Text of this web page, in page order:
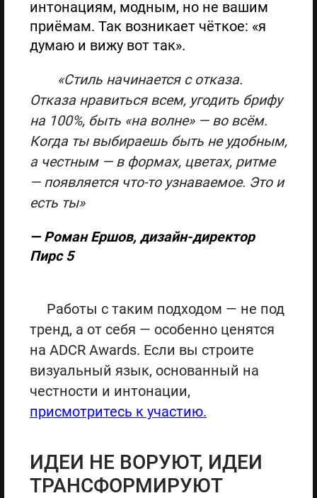
интонациям, модным, но не вашим
приёмам. Так возникает чёткое: «я
думаю и вижу вот так».
«Стиль начинается с отказа.
Отказа нравиться всем, угодить брифу
на 100%, быть «на волне» — во всём.
Когда ты выбираешь быть не удобным,
а честным — в формах, цветах, ритме
— появляется что-то узнаваемое. Это и
есть ты»
— Роман Ершов, дизайн-директор
Пирс 5
Работы с таким подходом — не под
тренд, а от себя — особенно ценятся
на ADCR Awards. Если вы строите
визуальный язык, основанный на
честности и интонации,
присмотритесь к участию.
ИДЕИ НЕ ВОРУЮТ, ИДЕИ
ТРАНСФОРМИРУЮТ